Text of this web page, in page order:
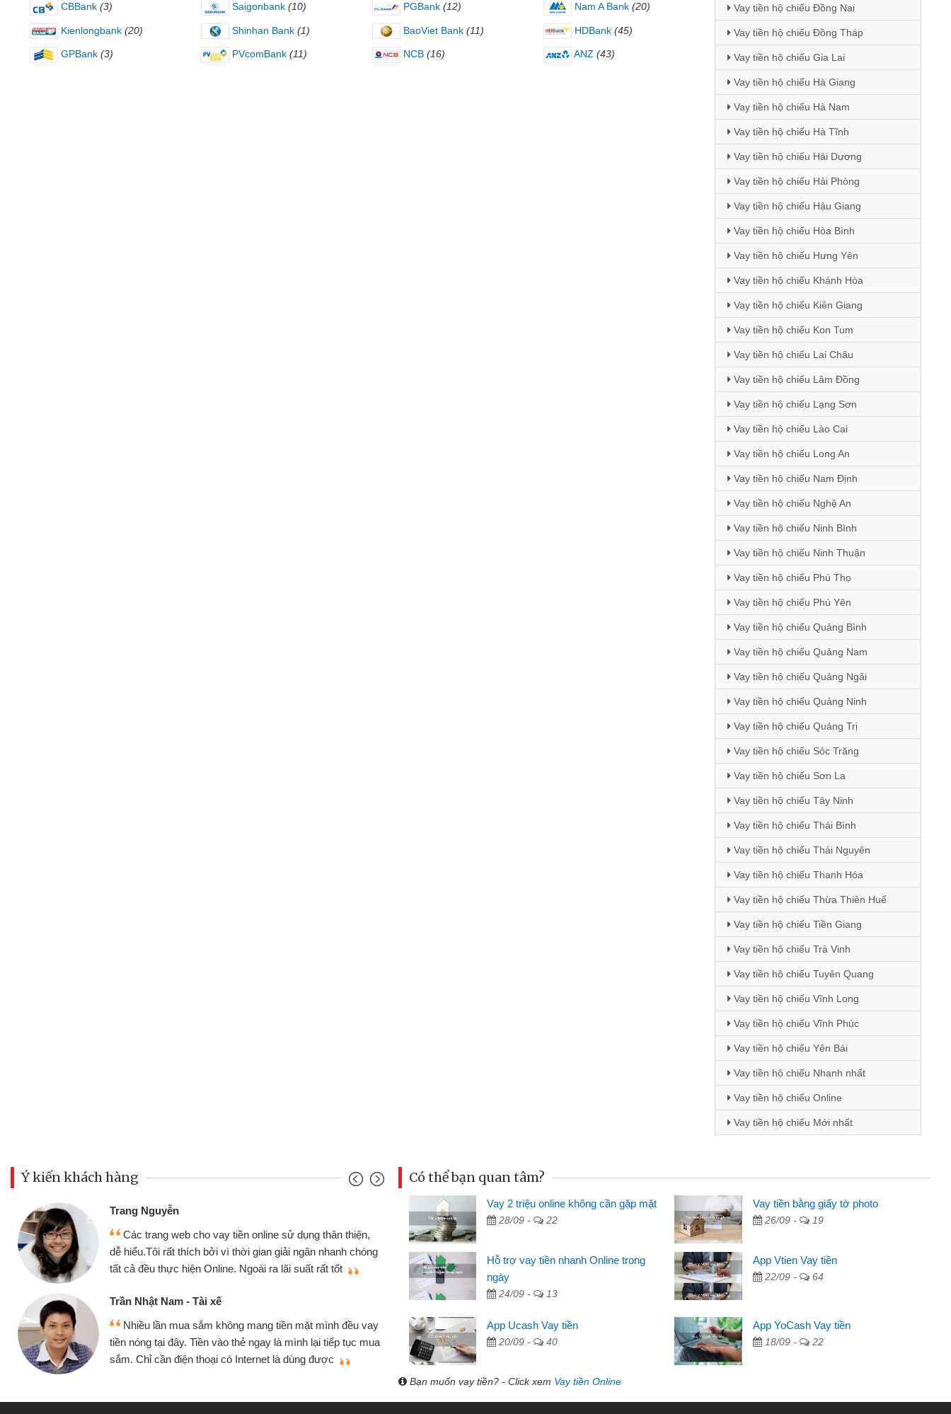
CBBank (3) Saigonbank (10) PGBank (12) Nam A Bank (20)
Kienlongbank (20) Shinhan Bank (1) BaoViet Bank (11) HDBank (45)
GPBank (3) PVcomBank (11) NCB (16) ANZ (43)
Vay tiền hộ chiếu Đồng Nai
Vay tiền hộ chiếu Đồng Tháp
Vay tiền hộ chiếu Gia Lai
Vay tiền hộ chiếu Hà Giang
Vay tiền hộ chiếu Hà Nam
Vay tiền hộ chiếu Hà Tĩnh
Vay tiền hộ chiếu Hải Dương
Vay tiền hộ chiếu Hải Phòng
Vay tiền hộ chiếu Hậu Giang
Vay tiền hộ chiếu Hòa Bình
Vay tiền hộ chiếu Hưng Yên
Vay tiền hộ chiếu Khánh Hòa
Vay tiền hộ chiếu Kiên Giang
Vay tiền hộ chiếu Kon Tum
Vay tiền hộ chiếu Lai Châu
Vay tiền hộ chiếu Lâm Đồng
Vay tiền hộ chiếu Lạng Sơn
Vay tiền hộ chiếu Lào Cai
Vay tiền hộ chiếu Long An
Vay tiền hộ chiếu Nam Định
Vay tiền hộ chiếu Nghệ An
Vay tiền hộ chiếu Ninh Bình
Vay tiền hộ chiếu Ninh Thuận
Vay tiền hộ chiếu Phú Thọ
Vay tiền hộ chiếu Phú Yên
Vay tiền hộ chiếu Quảng Bình
Vay tiền hộ chiếu Quảng Nam
Vay tiền hộ chiếu Quảng Ngãi
Vay tiền hộ chiếu Quảng Ninh
Vay tiền hộ chiếu Quảng Trị
Vay tiền hộ chiếu Sóc Trăng
Vay tiền hộ chiếu Sơn La
Vay tiền hộ chiếu Tây Ninh
Vay tiền hộ chiếu Thái Bình
Vay tiền hộ chiếu Thái Nguyên
Vay tiền hộ chiếu Thanh Hóa
Vay tiền hộ chiếu Thừa Thiên Huế
Vay tiền hộ chiếu Tiền Giang
Vay tiền hộ chiếu Trà Vinh
Vay tiền hộ chiếu Tuyên Quang
Vay tiền hộ chiếu Vĩnh Long
Vay tiền hộ chiếu Vĩnh Phúc
Vay tiền hộ chiếu Yên Bái
Vay tiền hộ chiếu Nhanh nhất
Vay tiền hộ chiếu Online
Vay tiền hộ chiếu Mới nhất
Ý kiến khách hàng
dụng thân thiện,
nhanh chóng
suất rất tốt
mặt mình đều vay
lại tiếp tục mua
được
Mình cần tiền gấp nên định cầm cố chiếc xe wave
nhưng thật may đã có gói vay tiền bằng CMND online
không cần gặp mặt nên rất tiện lợi, sẽ giới thiệu cho bạn
Tôi kinh doanh buôn bán nhỏ lẻ nhiều lúc cần vốn nhập
hàng, nhờ biết đến website qua bạn bè giới thiệu tôi đã giải
quyết được công việc của mình nhanh chóng
Mai Lan - Sinh viên
Tôi biết đến thông qua quảng cáo trên facebook. Tôi là
sinh viên nên cần đóng tiền nhà, sinh nhật bạn bè, mà đọc
thấy thủ tục nhanh gọn nên tôi quyết định vay
Mất 2 tuần các ngân hàng không ai cho vay. Trong khi
cần có 2 triệu để giải quyết việc riêng, trong 1-2 ngày tôi trả
được thôi. Cảm ơn đã giúp tôi kịp thời và nhanh chóng
Có thể bạn quan tâm?
Vay 2 triệu online không cần gặp mặt
28/09 - 22
Vay tiền bằng giấy tờ photo
26/09 - 19
Hỗ trợ vay tiền nhanh Online trong
ngày
24/09 - 13
App Vtien Vay tiền
22/09 - 64
App Ucash Vay tiền
20/09 - 40
App YoCash Vay tiền
18/09 - 22
Bạn muốn vay tiền? - Click xem Vay tiền Online